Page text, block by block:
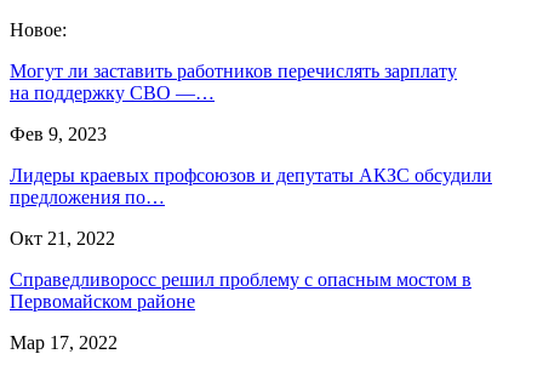
Новое:
Могут ли заставить работников перечислять зарплату
на поддержку СВО —…
Фев 9, 2023
Лидеры краевых профсоюзов и депутаты АКЗС обсудили
предложения по…
Окт 21, 2022
Справедливоросс решил проблему с опасным мостом в
Первомайском районе
Мар 17, 2022